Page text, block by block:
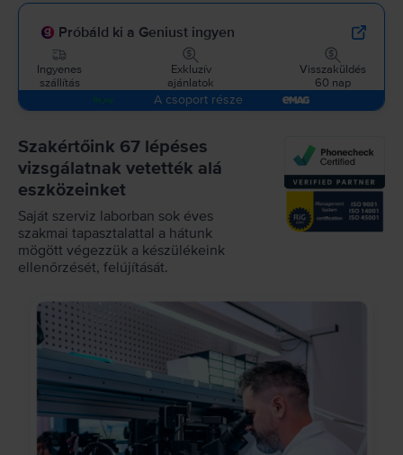
Próbáld ki a Geniust ingyen
Ingyenes
szállítás
Exkluzív
ajánlatok
Visszaküldés
60 nap
A csoport része
Szakértőink 67 lépéses
vizsgálatnak vetették alá
eszközeinket
Saját szerviz laborban sok éves
szakmai tapasztalattal a hátunk
mögött végezzük a készülékeink
ellenőrzését, felújítását.